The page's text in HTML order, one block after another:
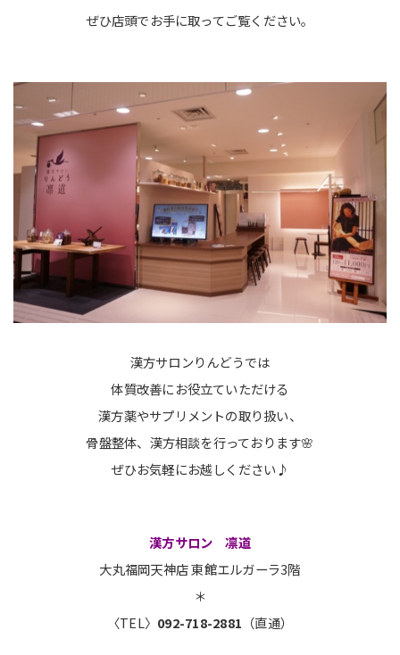
ぜひ店頭でお手に取ってご覧ください。
漢方サロンりんどうでは
体質改善にお役立ていただける
漢方薬やサプリメントの取り扱い、
骨盤整体、漢方相談を行っております🌸
ぜひお気軽にお越しください♪
漢方サロン 凛道
大丸福岡天神店 東館エルガーラ3階
＊
〈TEL〉 092-718-2881 （直通）